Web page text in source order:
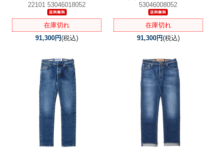
22101 53046018052
在庫切れ
91,300円(税込)
53046008052
在庫切れ
91,300円(税込)